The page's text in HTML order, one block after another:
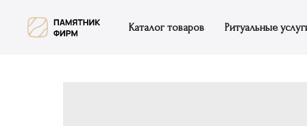
Каталог товаров Ритуальные